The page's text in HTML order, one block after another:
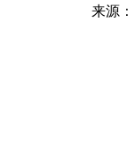
来源：